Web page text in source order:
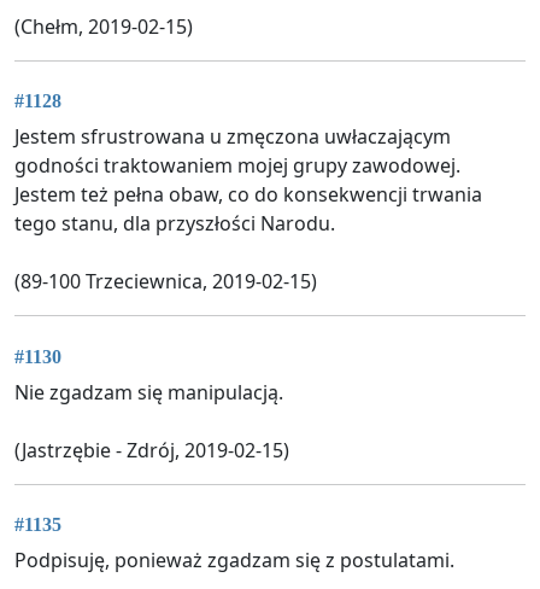
(Chełm, 2019-02-15)
#1128
Jestem sfrustrowana u zmęczona uwłaczającym
godności traktowaniem mojej grupy zawodowej.
Jestem też pełna obaw, co do konsekwencji trwania
tego stanu, dla przyszłości Narodu.
(89-100 Trzeciewnica, 2019-02-15)
#1130
Nie zgadzam się manipulacją.
(Jastrzębie - Zdrój, 2019-02-15)
#1135
Podpisuję, ponieważ zgadzam się z postulatami.